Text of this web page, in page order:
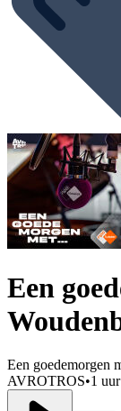
Een
Een goedemorgen
AVROTROS•1